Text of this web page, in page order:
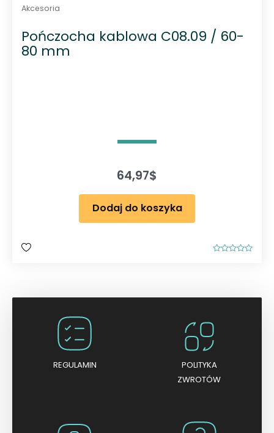
Akcesoria
Pończocha kablowa C08.09 / 60-
80 mm
n
a
5
64,97$
Dodaj do koszyka
REGULAMIN
POLITYKA
ZWROTÓW